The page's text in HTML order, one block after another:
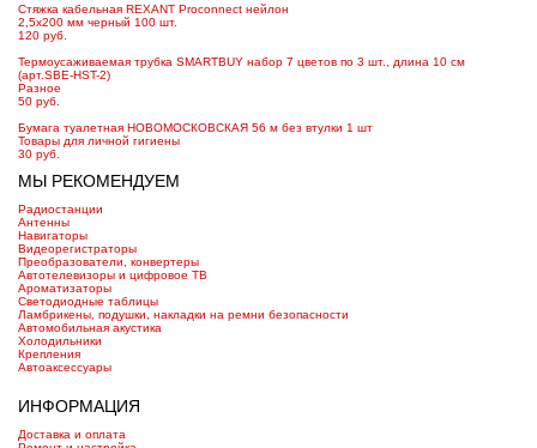
Стяжка кабельная REXANT Proconnect нейлон
2,5х200 мм черный 100 шт.
120 руб.
Термоусаживаемая трубка SMARTBUY набор 7 цветов по 3 шт., длина 10 см
(арт.SBE-HST-2)
Разное
50 руб.
Бумага туалетная НОВОМОСКОВСКАЯ 56 м без втулки 1 шт
Товары для личной гигиены
30 руб.
МЫ РЕКОМЕНДУЕМ
Радиостанции
Антенны
Навигаторы
Видеорегистраторы
Преобразователи, конвертеры
Автотелевизоры и цифровое ТВ
Ароматизаторы
Светодиодные таблицы
Ламбрикены, подушки, накладки на ремни безопасности
Автомобильная акустика
Холодильники
Крепления
Автоаксессуары
ИНФОРМАЦИЯ
Доставка и оплата